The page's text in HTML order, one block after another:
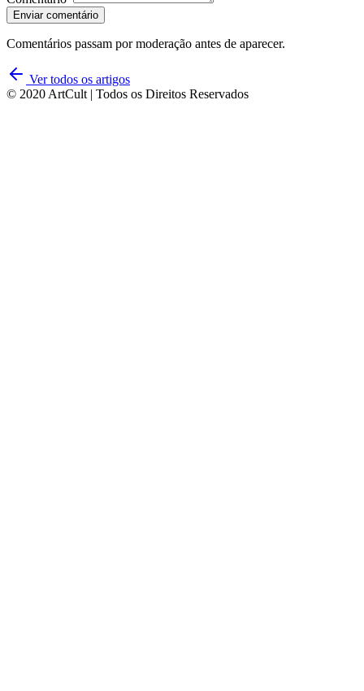
Enviar comentário
Comentários passam por moderação antes de aparecer.
Ver todos os artigos
© 2020 ArtCult | Todos os Direitos Reservados